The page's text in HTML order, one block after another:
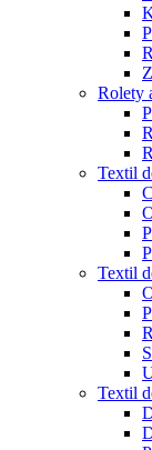
Rolety
Textil
Textil
Textil